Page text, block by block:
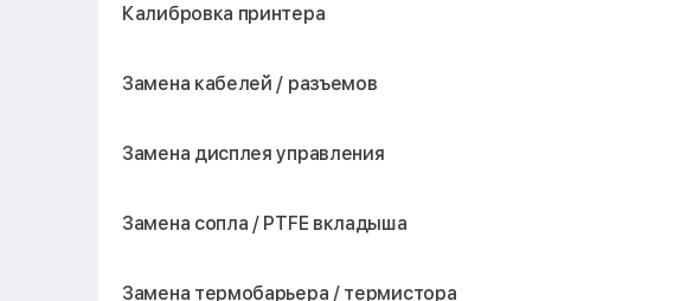
Калибровка принтера
Замена кабелей / разъемов
Замена дисплея управления
Замена сопла / PTFE вкладыша
Замена термобарьера / термистора